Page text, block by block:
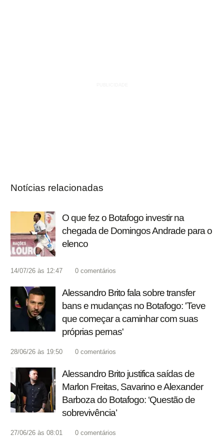
Notícias relacionadas
O que fez o Botafogo investir na
chegada de Domingos Andrade para o
elenco
14/07/26 às 12:47 0 comentários
Alessandro Brito fala sobre transfer
bans e mudanças no Botafogo: 'Teve
que começar a caminhar com suas
próprias pernas'
28/06/26 às 19:50 0 comentários
Alessandro Brito justifica saídas de
Marlon Freitas, Savarino e Alexander
Barboza do Botafogo: ‘Questão de
sobrevivência’
27/06/26 às 08:01 0 comentários